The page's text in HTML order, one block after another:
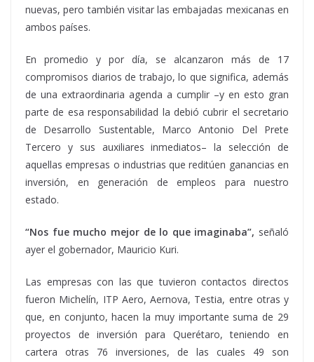
nuevas, pero también visitar las embajadas mexicanas en
ambos países.
En promedio y por día, se alcanzaron más de 17
compromisos diarios de trabajo, lo que significa, además
de una extraordinaria agenda a cumplir –y en esto gran
parte de esa responsabilidad la debió cubrir el secretario
de Desarrollo Sustentable, Marco Antonio Del Prete
Tercero y sus auxiliares inmediatos– la selección de
aquellas empresas o industrias que reditúen ganancias en
inversión, en generación de empleos para nuestro
estado.
“Nos fue mucho mejor de lo que imaginaba”, señaló
ayer el gobernador, Mauricio Kuri.
Las empresas con las que tuvieron contactos directos
fueron Michelín, ITP Aero, Aernova, Testia, entre otras y
que, en conjunto, hacen la muy importante suma de 29
proyectos de inversión para Querétaro, teniendo en
cartera otras 76 inversiones, de las cuales 49 son